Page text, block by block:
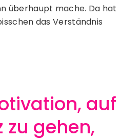
überhaupt mache. Da hat
das Verständnis
auf
zu gehen,